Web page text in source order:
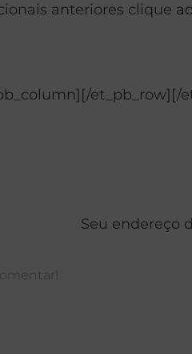
anteriores clique
et_pb_row][/
Seu endereço